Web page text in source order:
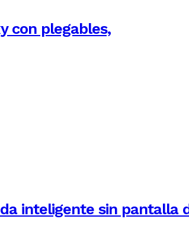
con plegables,
inteligente sin pantalla